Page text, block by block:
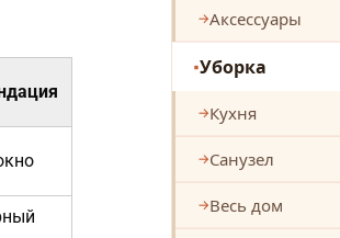
Аксессуары
Уборка
Кухня
Санузел
Весь дом